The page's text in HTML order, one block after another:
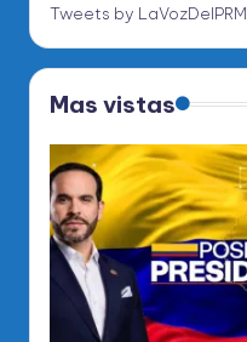
Tweets by LaVozDelPRM
Mas vistas